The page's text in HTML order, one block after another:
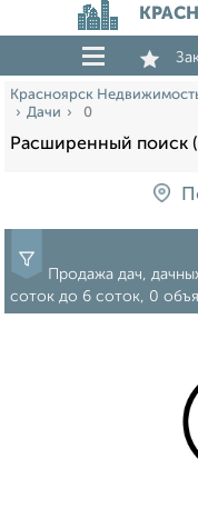
Красноярск
Дачи
0
Расширенный поиск
Продажа дач,
соток до 6 соток, 0